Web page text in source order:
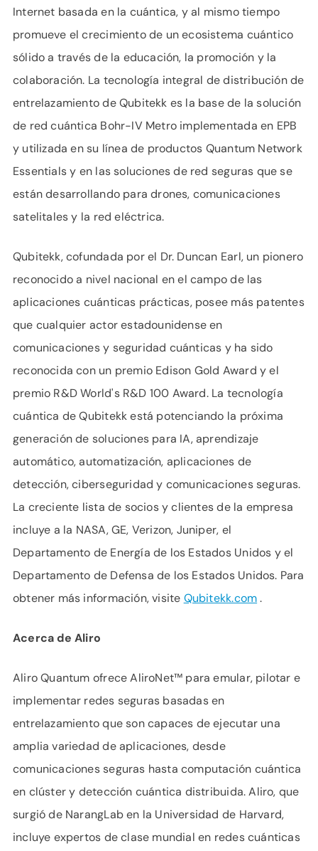
Internet basada en la cuántica, y al mismo tiempo
promueve el crecimiento de un ecosistema cuántico
sólido a través de la educación, la promoción y la
colaboración. La tecnología integral de distribución de
entrelazamiento de Qubitekk es la base de la solución
de red cuántica Bohr-IV Metro implementada en EPB
y utilizada en su línea de productos Quantum Network
Essentials y en las soluciones de red seguras que se
están desarrollando para drones, comunicaciones
satelitales y la red eléctrica.
Qubitekk, cofundada por el Dr. Duncan Earl, un pionero
reconocido a nivel nacional en el campo de las
aplicaciones cuánticas prácticas, posee más patentes
que cualquier actor estadounidense en
comunicaciones y seguridad cuánticas y ha sido
reconocida con un premio Edison Gold Award y el
premio R&D World's R&D 100 Award. La tecnología
cuántica de Qubitekk está potenciando la próxima
generación de soluciones para IA, aprendizaje
automático, automatización, aplicaciones de
detección, ciberseguridad y comunicaciones seguras.
La creciente lista de socios y clientes de la empresa
incluye a la NASA, GE, Verizon, Juniper, el
Departamento de Energía de los Estados Unidos y el
Departamento de Defensa de los Estados Unidos. Para
obtener más información, visite Qubitekk.com.
Acerca de Aliro
Aliro Quantum ofrece AliroNet™ para emular, pilotar e
implementar redes seguras basadas en
entrelazamiento que son capaces de ejecutar una
amplia variedad de aplicaciones, desde
comunicaciones seguras hasta computación cuántica
en clúster y detección cuántica distribuida. Aliro, que
surgió de NarangLab en la Universidad de Harvard,
incluye expertos de clase mundial en redes cuánticas